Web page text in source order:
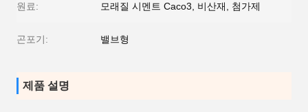
원료: 모래질 시멘트 Caco3, 비산재, 첨가제
곤포기: 밸브형
제품 설명